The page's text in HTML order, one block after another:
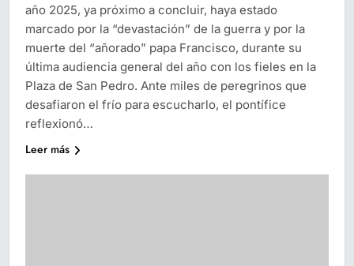
año 2025, ya próximo a concluir, haya estado
marcado por la “devastación” de la guerra y por la
muerte del “añorado” papa Francisco, durante su
última audiencia general del año con los fieles en la
Plaza de San Pedro. Ante miles de peregrinos que
desafiaron el frío para escucharlo, el pontífice
reflexionó…
Leer más